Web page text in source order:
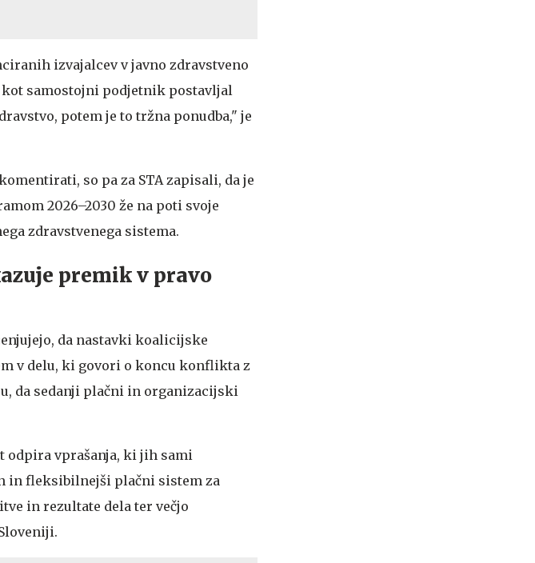
izvajalcev v javno zdravstveno
samostojni podjetnik postavljal
potem je to tržna ponudba," je
so pa za STA zapisali, da je
2026–2030 že na poti svoje
zdravstvenega sistema.
premik v pravo
da nastavki koalicijske
v delu, ki govori o koncu konflikta z
da sedanji plačni in organizacijski
odpira vprašanja, ki jih sami
in fleksibilnejši plačni sistem za
in rezultate dela ter večjo